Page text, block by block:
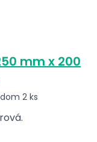
mm x 200
2 ks